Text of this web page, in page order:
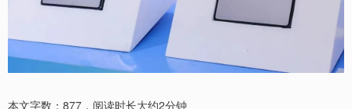
本文字数：877，阅读时长大约2分钟